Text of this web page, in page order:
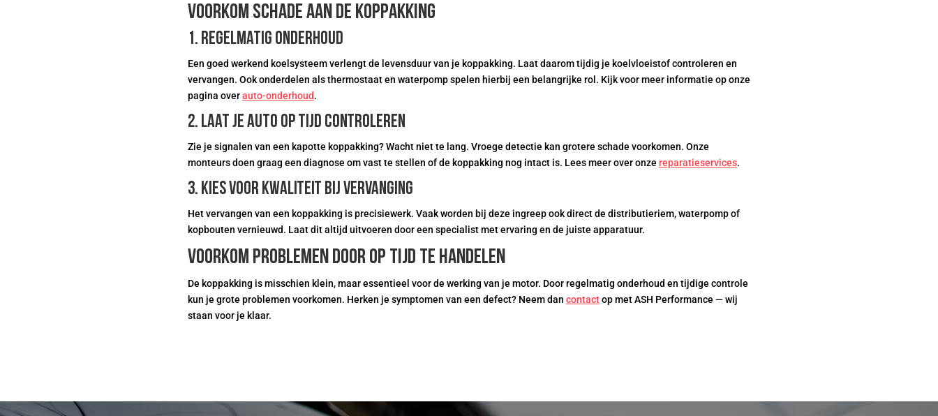
Voorkom schade aan de koppakking
1. Regelmatig onderhoud
Een goed werkend koelsysteem verlengt de levensduur van je koppakking. Laat daarom tijdig je koelvloeistof controleren en
vervangen. Ook onderdelen als thermostaat en waterpomp spelen hierbij een belangrijke rol. Kijk voor meer informatie op onze
pagina overauto-onderhoud.
2. Laat je auto op tijd controleren
Zie je signalen van een kapotte koppakking? Wacht niet te lang. Vroege detectie kan grotere schade voorkomen. Onze
monteurs doen graag een diagnose om vast te stellen of de koppakking nog intact is. Lees meer over onze reparatieservices.
3. Kies voor kwaliteit bij vervanging
Het vervangen van een koppakking is precisiewerk. Vaak worden bij deze ingreep ook direct de distributieriem, waterpomp of
kopbouten vernieuwd. Laat dit altijd uitvoeren door een specialist met ervaring en de juiste apparatuur.
Voorkom problemen door op tijd te handelen
De koppakking is misschien klein, maar essentieel voor de werking van je motor. Door regelmatig onderhoud en tijdige controle
kun je grote problemen voorkomen. Herken je symptomen van een defect? Neem dan contactop met ASH Performance — wij
staan voor je klaar.